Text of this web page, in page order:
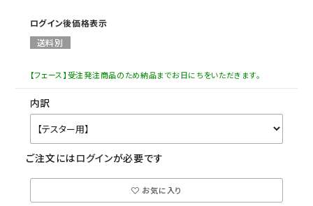
ログイン後価格表示
送料別
【フェース】受注発注商品のため納品までお日にちをいただきます。
内訳
ご注文にはログインが必要です
お気に入り